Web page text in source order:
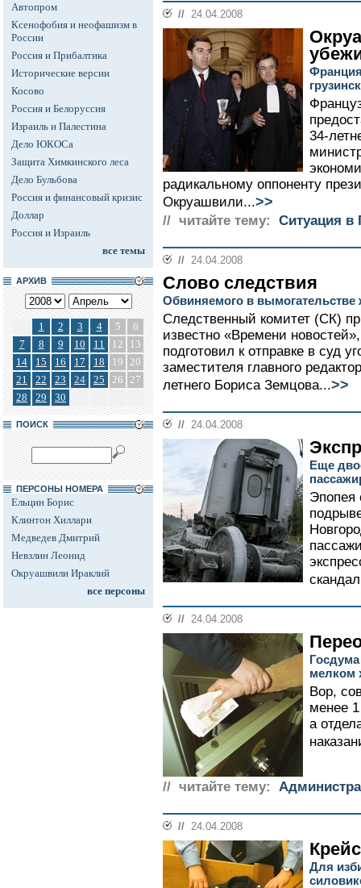
Автопром
Ксенофобия и неофашизм в
России
Россия и Прибалтика
Исторические версии
Косово
Россия и Белоруссия
Израиль и Палестина
Дело ЮКОСа
Защита Химкинского леса
Дело Бульбова
Россия и финансовый кризис
Доллар
Россия и Израиль
все темы
АРХИВ
1 2 3 4 5
6
7
8 9 10 11 12
13
14
15 16 17 18 19 20
21
22 23 24 25 26 27
28
29 30
ПОИСК
ПЕРСОНЫ НОМЕРА
Ельцин Борис
Клинтон Хиллари
Медведев Дмитрий
Невзлин Леонид
Окруашвили Ираклий
все персоны
// 24.04.2008
34-
радикальному оппоненту
Окруашвили...>>
// читайте тему: Ситуация в
// 24.04.2008
Слово следствия
Обвиняемого в вымогательстве
Следственный комитет (СК)
известно «Времени
подготовил к отправке в суд
заместителя главного
летнего Бориса Земцова...>>
// 24.04.2008
Еще
Эпопея
// 24.04.2008
мелком
Вор,
менее
а
// читайте тему:
// 24.04.2008
Для